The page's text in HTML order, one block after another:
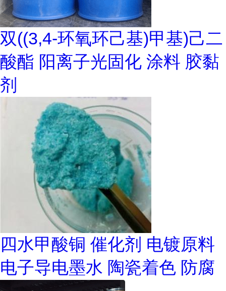
双((3,4-环氧环己基)甲基)己二
酸酯 阳离子光固化 涂料 胶黏
剂
四水甲酸铜 催化剂 电镀原料
电子导电墨水 陶瓷着色 防腐